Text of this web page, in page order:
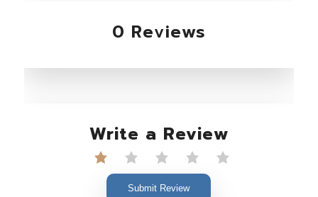
0 Reviews
Write a Review
Submit Review